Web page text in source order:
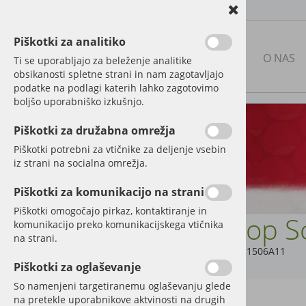
NAŠA PONUDBA O NAS
MEHANIZACIJA
NOVA MEHANIZACIJA IN
PRIKLJUČKI
DELI IN DODATNA OPREMA
ZA TRAKTORJE
Elektrika in luči
Označevalne table in nalepke
Hidravlika
Priklop
05311506A11
Piškotki za analitiko
Ti se uporabljajo za beleženje analitike
obsikanosti spletne strani in nam zagotavljajo
podatke na podlagi katerih lahko zagotovimo
boljšo uporabniško izkušnjo.
Piškotki za družabna omrežja
Piškotki potrebni za vtičnike za deljenje vsebin
iz strani na socialna omrežja.
Piškotki za komunikacijo na strani
Piškotki omogočajo pirkaz, kontaktiranje in
komunikacijo preko komunikacijskega vtičnika
na strani.
Piškotki za oglaševanje
So namenjeni targetiranemu oglaševanju glede
na pretekle uporabnikove aktvinosti na drugih